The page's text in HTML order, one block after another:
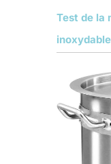
Test de la
inoxydable